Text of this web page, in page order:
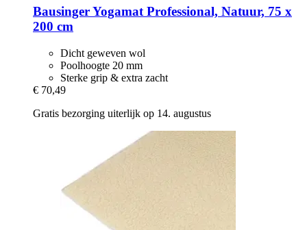
BausingerYogamat Professional, Natuur, 75 x
200 cm
Dicht geweven wol
Poolhoogte 20 mm
Sterke grip & extra zacht
€ 70,49
Gratis bezorging uiterlijk op 14. augustus